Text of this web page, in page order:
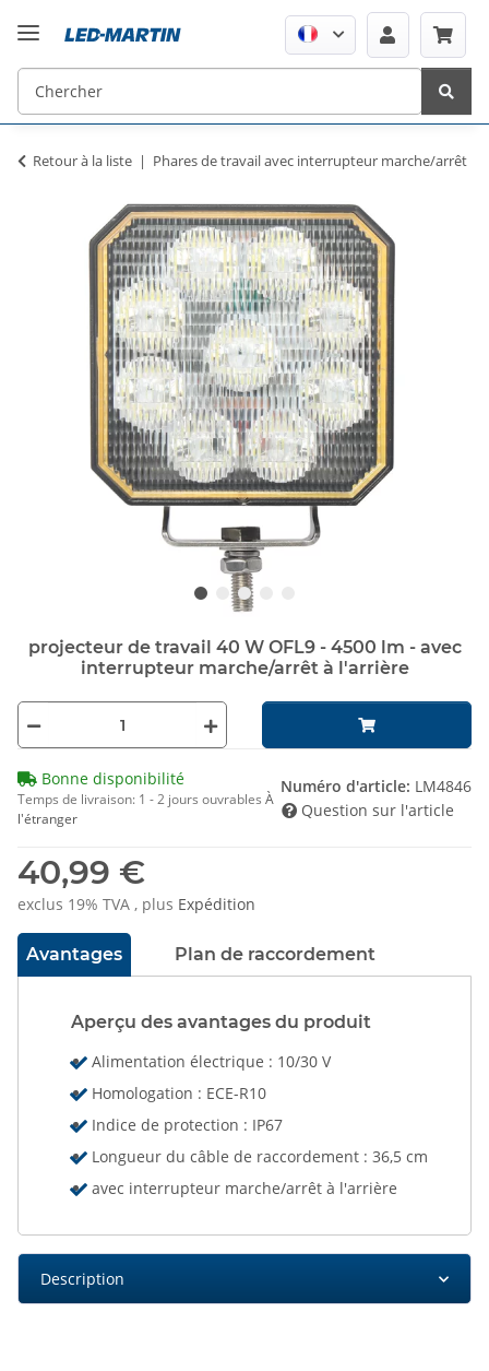
Retour à la liste Phares de travail avec interrupteur marche/arrêt
projecteur de travail 40 W OFL9 - 4500 lm - avec
interrupteur marche/arrêt à l'arrière
40,99 €
exclus 19% TVA , plus Expédition
Avantages Plan de raccordement
Aperçu des avantages du produit
Alimentation électrique : 10/30 V
Homologation : ECE-R10
Indice de protection : IP67
Longueur du câble de raccordement : 36,5 cm
avec interrupteur marche/arrêt à l'arrière
Bonne disponibilité
Temps de livraison: 1 - 2 jours ouvrables À
l'étranger
Numéro d'article: LM4846
Question sur l'article
Description